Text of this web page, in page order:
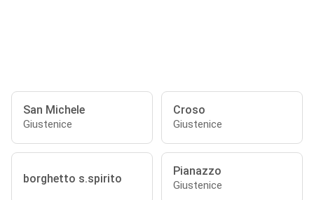
San Michele
Giustenice
Croso
Giustenice
borghetto s.spirito
Pianazzo
Giustenice